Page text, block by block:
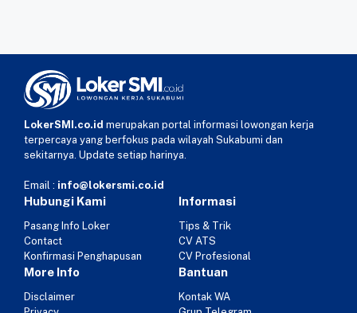
LokerSMI.co.id merupakan portal informasi lowongan kerja
terpercaya yang berfokus pada wilayah Sukabumi dan
sekitarnya. Update setiap harinya.
Email : info@lokersmi.co.id
Hubungi Kami
Pasang Info Loker
Contact
Konfirmasi Penghapusan
Informasi
Tips & Trik
CV ATS
CV Profesional
More Info
Disclaimer
Bantuan
Kontak WA